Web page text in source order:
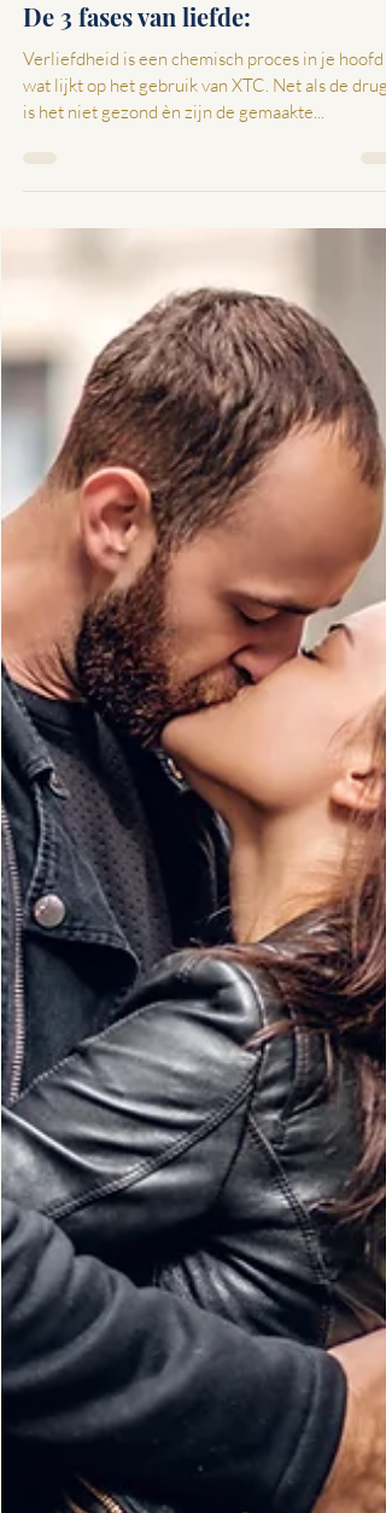
8 mrt 2022 2 minuten om te lezen
De 3 fases van liefde:
Verliefdheid is een chemisch proces in je hoofd
is het niet gezond èn zijn de gemaakte...